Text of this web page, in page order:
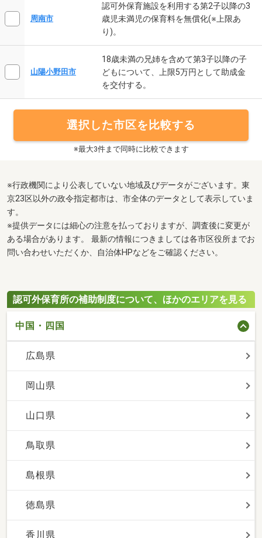
周南市
認可外保育施設を利用する第2子以降の3
歳児未満児の保育料を無償化(※上限あ
り)。
山陽小野田市
18歳未満の兄姉を含めて第3子以降の子
どもについて、上限5万円として助成金
を交付する。
選択した市区を比較する
※最大3件まで同時に比較できます
※行政機関により公表していない地域及びデータがございます。東
京23区以外の政令指定都市は、市全体のデータとして表示していま
す。
※提供データには細心の注意を払っておりますが、調査後に変更が
ある場合があります。 最新の情報につきましては各市区役所までお
問い合わせいただくか、自治体HPなどをご確認ください。
認可外保育所の補助制度について、ほかのエリアを見る
中国・四国
広島県
岡山県
山口県
鳥取県
島根県
徳島県
香川県